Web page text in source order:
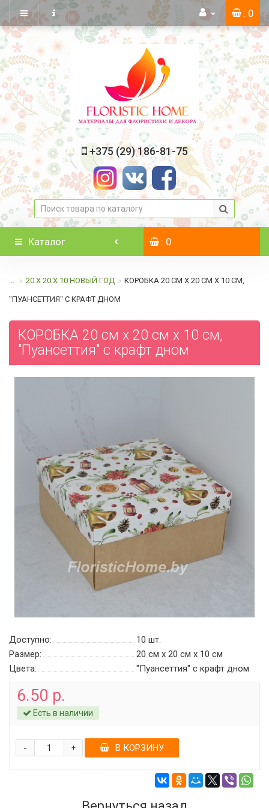
: 0
+375 (29) 186-81-75
Каталог : 0
... 20 Х 20 Х 10 НОВЫЙ ГОД КОРОБКА 20 СМ Х 20 СМ Х 10 СМ,
"ПУАНСЕТТИЯ" C КРАФТ ДНОМ
КОРОБКА 20 см х 20 см х 10 см,
"Пуансеттия" c крафт дном
Доступно: 10 шт.
Размер:
20 см х 20 см х 10 см
Цвета:
"Пуансеттия" c крафт дном
6.50 р.
Есть в наличии
+
- В КОРЗИНУ